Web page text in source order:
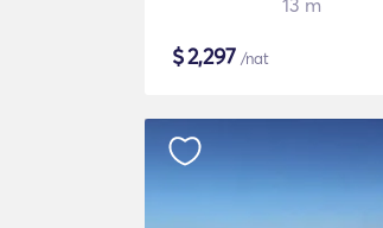
13 m
$2,297 /nat